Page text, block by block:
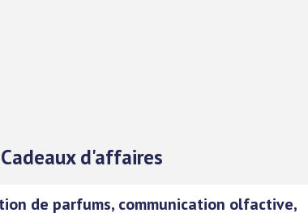
d'affaires
de parfums, communication olfactive,